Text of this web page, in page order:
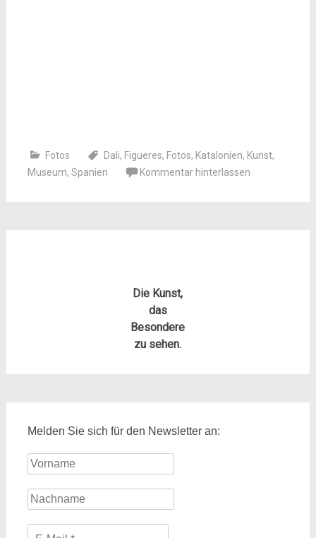
Fotos Dali, Figueres, Fotos, Katalonien, Kunst,
Museum, Spanien Kommentar hinterlassen
Die Kunst,
das
Besondere
zu sehen.
Melden Sie sich für den Newsletter an: